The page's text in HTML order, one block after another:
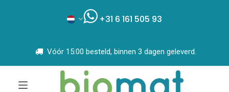
+31 6 161 505 93
Vóór 15:00 besteld, binnen 3 dagen geleverd.